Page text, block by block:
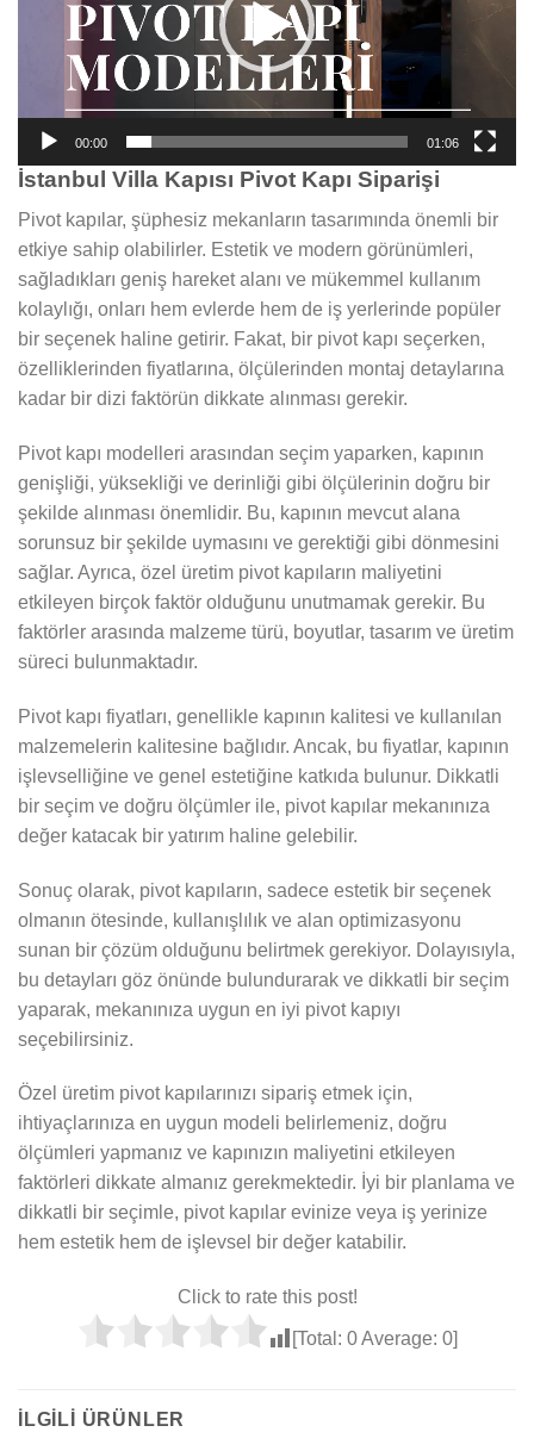
00:00 01:06
İstanbul Villa Kapısı Pivot Kapı Siparişi
Pivot kapılar, şüphesiz mekanların tasarımında önemli bir
etkiye sahip olabilirler. Estetik ve modern görünümleri,
sağladıkları geniş hareket alanı ve mükemmel kullanım
kolaylığı, onları hem evlerde hem de iş yerlerinde popüler
bir seçenek haline getirir. Fakat, bir pivot kapı seçerken,
özelliklerinden fiyatlarına, ölçülerinden montaj detaylarına
kadar bir dizi faktörün dikkate alınması gerekir.
Pivot kapı modelleri arasından seçim yaparken, kapının
genişliği, yüksekliği ve derinliği gibi ölçülerinin doğru bir
şekilde alınması önemlidir. Bu, kapının mevcut alana
sorunsuz bir şekilde uymasını ve gerektiği gibi dönmesini
sağlar. Ayrıca, özel üretim pivot kapıların maliyetini
etkileyen birçok faktör olduğunu unutmamak gerekir. Bu
faktörler arasında malzeme türü, boyutlar, tasarım ve üretim
süreci bulunmaktadır.
Pivot kapı fiyatları, genellikle kapının kalitesi ve kullanılan
malzemelerin kalitesine bağlıdır. Ancak, bu fiyatlar, kapının
işlevselliğine ve genel estetiğine katkıda bulunur. Dikkatli
bir seçim ve doğru ölçümler ile, pivot kapılar mekanınıza
değer katacak bir yatırım haline gelebilir.
Sonuç olarak, pivot kapıların, sadece estetik bir seçenek
olmanın ötesinde, kullanışlılık ve alan optimizasyonu
sunan bir çözüm olduğunu belirtmek gerekiyor. Dolayısıyla,
bu detayları göz önünde bulundurarak ve dikkatli bir seçim
yaparak, mekanınıza uygun en iyi pivot kapıyı
seçebilirsiniz.
Özel üretim pivot kapılarınızı sipariş etmek için,
ihtiyaçlarınıza en uygun modeli belirlemeniz, doğru
ölçümleri yapmanız ve kapınızın maliyetini etkileyen
faktörleri dikkate almanız gerekmektedir. İyi bir planlama ve
dikkatli bir seçimle, pivot kapılar evinize veya iş yerinize
hem estetik hem de işlevsel bir değer katabilir.
Click to rate this post!
[Total: 0Average: 0]
İLGILI ÜRÜNLER